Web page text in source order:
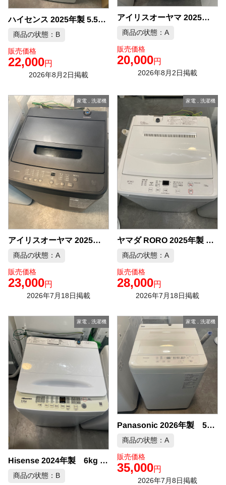
ハイセンス 2025年製 5.5kg 洗濯機 中古品販売
商品の状態：B
販売価格
22,000円
2026年8月2日掲載
アイリスオーヤマ 2025年製 4.5kg 洗濯機 中古品販売
商品の状態：A
販売価格
20,000円
2026年8月2日掲載
家電, 洗濯機
アイリスオーヤマ 2025年製 6.0kg 洗濯機 中古品販売
商品の状態：A
販売価格
23,000円
2026年7月18日掲載
家電 洗濯機
ヤマダ RORO 2025年製 7.0kg 洗濯機 中古品販売
商品の状態：A
販売価格
28,000円
2026年7月18日掲載
家電, 洗濯機
Hisense 2024年製 6kg 洗濯機 中古品販売
商品の状態：B
家電 洗濯機
Panasonic 2026年製 5kg 洗濯機 中古品販売
商品の状態：A
販売価格
35,000円
2026年7月8日掲載